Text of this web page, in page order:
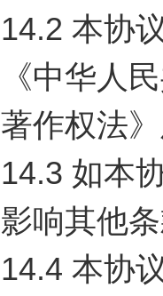
14.2 本协
《中华人
著作权法
14.3 如本
影响其他
14.4 本协